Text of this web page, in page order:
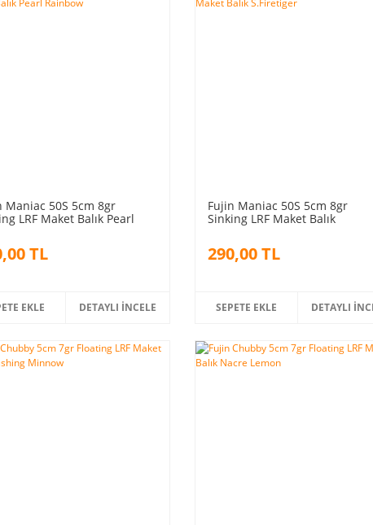
Maniac 50S 5cm 8gr
LRF Maket Balık Pearl
TL
EKLE DETAYLI İNCELE
Fujin Maniac 50S 5cm 8gr
Sinking LRF Maket Balık
290,00 TL
SEPETE EKLE DETAYLI